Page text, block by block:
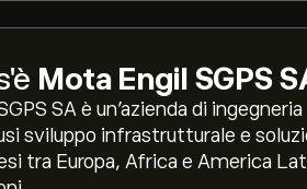
Mota Engil SGPS
SA è un'azienda di
sviluppo infrastrutturale e
tra Europa, Africa e America